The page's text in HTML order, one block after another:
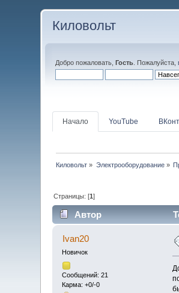
Киловольт
Добро пожаловать,Гость . Пожалуйста,
Начало YouTube
Киловольт » Электрооборудование»
Страницы: [1]
Автор
Ivan20
Новичок
Сообщений: 21
Карма: +0/-0